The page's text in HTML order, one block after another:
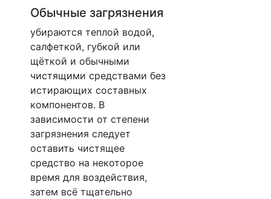
Обычные загрязнения
убираются теплой водой,
салфеткой, губкой или
щёткой и обычными
чистящими средствами без
истирающих составных
компонентов. В
зависимости от степени
загрязнения следует
оставить чистящее
средство на некоторое
время для воздействия,
затем всё тщательно